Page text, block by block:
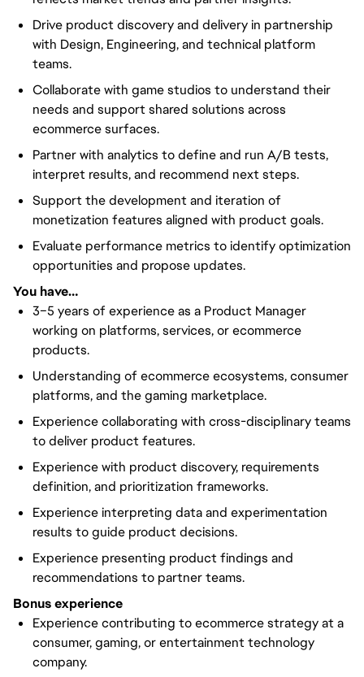
Drive product discovery and delivery in partnership
with Design, Engineering, and technical platform
teams.
Collaborate with game studios to understand their
needs and support shared solutions across
ecommerce surfaces.
Partner with analytics to define and run A/B tests,
interpret results, and recommend next steps.
Support the development and iteration of
monetization features aligned with product goals.
Evaluate performance metrics to identify optimization
opportunities and propose updates.
You have…
3–5 years of experience as a Product Manager
working on platforms, services, or ecommerce
products.
Understanding of ecommerce ecosystems, consumer
platforms, and the gaming marketplace.
Experience collaborating with cross-disciplinary teams
to deliver product features.
Experience with product discovery, requirements
definition, and prioritization frameworks.
Experience interpreting data and experimentation
results to guide product decisions.
Experience presenting product findings and
recommendations to partner teams.
Bonus experience
Experience contributing to ecommerce strategy at a
consumer, gaming, or entertainment technology
company.